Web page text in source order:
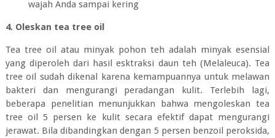
wajah Anda sampai kering
4. Oleskan tea tree oil
Tea tree oil atau minyak pohon teh adalah minyak esensial
yang diperoleh dari hasil esktraksi daun teh (Melaleuca). Tea
tree oil sudah dikenal karena kemampuannya untuk melawan
bakteri dan mengurangi peradangan kulit. Terlebih lagi,
beberapa penelitian menunjukkan bahwa mengoleskan tea
tree oil 5 persen ke kulit secara efektif dapat mengurangi
jerawat. Bila dibandingkan dengan 5 persen benzoil peroksida,